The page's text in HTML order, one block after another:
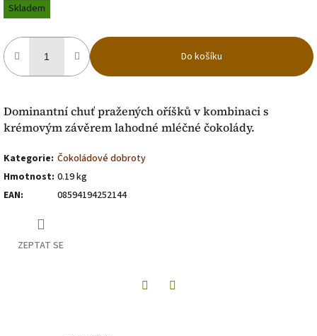
cena:
Skladem
Do košíku
Dominantní chuť pražených oříšků v kombinaci s
krémovým závěrem lahodné mléčné čokolády.
Kategorie: Čokoládové dobroty
Hmotnost: 0.19 kg
EAN: 08594194252144
ZEPTAT SE